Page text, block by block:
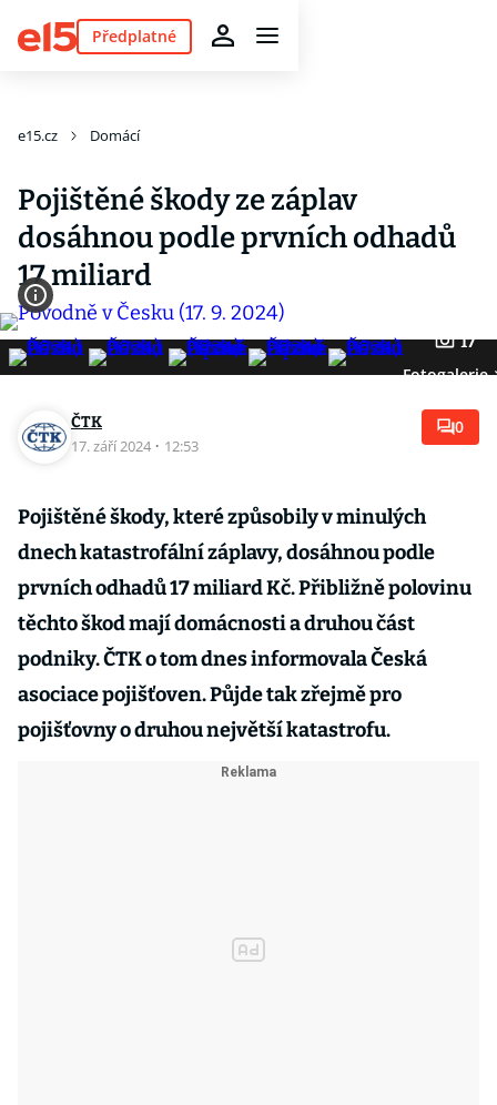
Předplatné
e15.cz Domácí
Pojištěné škody ze záplav
dosáhnou podle prvních odhadů
17 miliard
17
Fotogalerie
ČTK
17. září 2024 · 12:53
0
Pojištěné škody, které způsobily v minulých
dnech katastrofální záplavy, dosáhnou podle
prvních odhadů 17 miliard Kč. Přibližně polovinu
těchto škod mají domácnosti a druhou část
podniky. ČTK o tom dnes informovala Česká
asociace pojišťoven. Půjde tak zřejmě pro
pojišťovny o druhou největší katastrofu.